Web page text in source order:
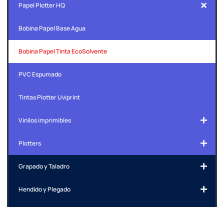
Papel Plotter HQ
Bobina Papel Base Agua
Bobina Papel Tinta EcoSolvente
PVC Espumado
Tintas Plotter Uviprint
Vinilos imprimibles
Plotters
Grapado y Taladro
Hendido y Plegado